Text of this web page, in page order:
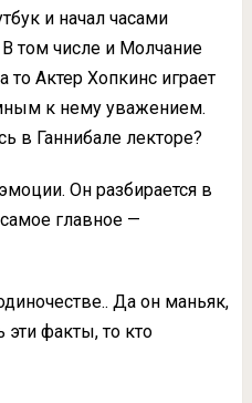
и начал часами
том числе и Молчание
то Актер Хопкинс играет
к нему уважением.
в Ганнибале лекторе?
Он разбирается в
главное —
Да он маньяк,
эти факты, то кто